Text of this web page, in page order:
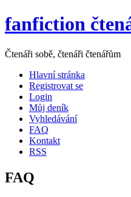
fanfiction
Čtenáři sobě, čtenáři čtenářům
Hlavní stránka
Registrovat se
Login
Můj deník
Vyhledávání
FAQ
Kontakt
RSS
FAQ